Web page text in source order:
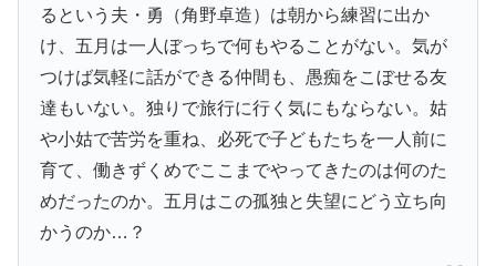
るという夫・勇（角野卓造）は朝から練習に出か
け、五月は一人ぼっちで何もやることがない。気が
つけば気軽に話ができる仲間も、愚痴をこぼせる友
達もいない。独りで旅行に行く気にもならない。姑
や小姑で苦労を重ね、必死で子どもたちを一人前に
育て、働きずくめでここまでやってきたのは何のた
めだったのか。五月はこの孤独と失望にどう立ち向
かうのか…？